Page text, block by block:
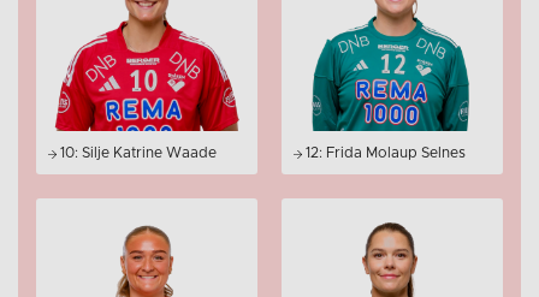
10: Silje Katrine Waade 12: Frida Molaup Selnes